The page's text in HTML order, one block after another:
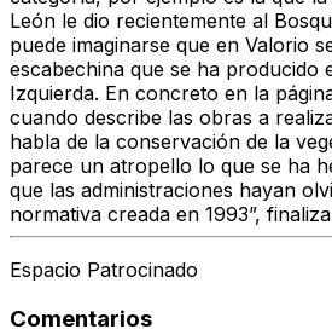
León le dio recientemente al
puede imaginarse que en Valorio
escabechina que se ha producido
Izquierda. En concreto en la
cuando describe las obras a
habla de la conservación de la
parece un atropello lo que se ha
que las administraciones hayan
normativa creada en 1993”,
Espacio Patrocinado
Comentarios